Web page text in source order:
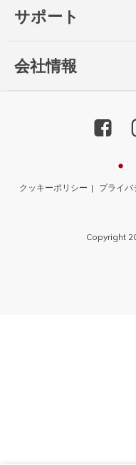
サポート
会社情報
クッキーポリシー プライバ
Copyright